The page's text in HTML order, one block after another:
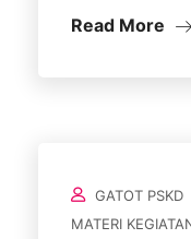
Read More
GATOT PSKD
MATERI